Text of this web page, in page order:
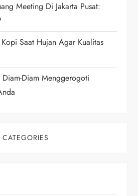
Meeting Di Jakarta Pusat:
Saat Hujan Agar Kualitas
Diam-Diam Menggerogoti
CATEGORIES